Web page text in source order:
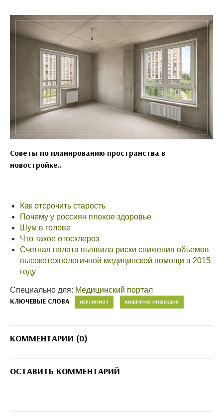
Советы по планированию пространства в
новостройке..
Как отсрочить старость
Почему у россиян плохое здоровье
Шум в голове
Что такое отосклероз
Счетная палата выявила риски снижения объемов
высокотехнологичной медицинской помощи в 2015
году
Специально для: Медицинский портал
КЛЮЧЕВЫЕ СЛОВА ИЕРСИНИОЗ КИШЕЧНАЯ ИНФЕКЦИЯ
КОММЕНТАРИИ (0)
ОСТАВИТЬ КОММЕНТАРИЙ